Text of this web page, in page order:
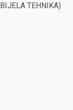
TEHNIKA)